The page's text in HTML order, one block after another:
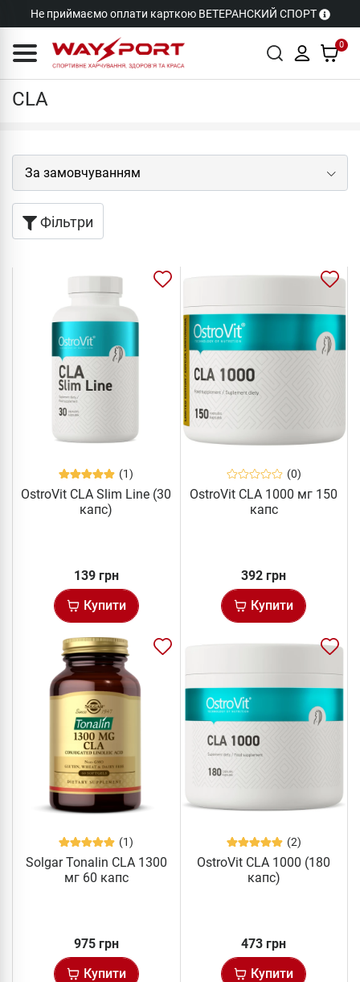
Не приймаємо оплати карткою ВЕТЕРАНСКИЙ СПОРТ
0
CLA
Фільтри
(1)
OstroVit CLA Slim Line (30
капс)
139 грн
Купити
(0)
OstroVit CLA 1000 мг 150
капс
392 грн
Купити
(1)
Solgar Tonalin CLA 1300
мг 60 капс
975 грн
Купити
(2)
OstroVit CLA 1000 (180
капс)
473 грн
Купити